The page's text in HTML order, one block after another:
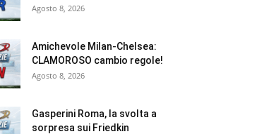
Agosto 8, 2026
Amichevole Milan-Chelsea:
CLAMOROSO cambio regole!
Agosto 8, 2026
Gasperini Roma, la svolta a
sorpresa sui Friedkin